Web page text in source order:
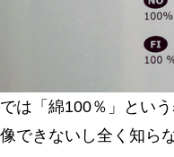
は「綿100％」とい
できないし全く知ら